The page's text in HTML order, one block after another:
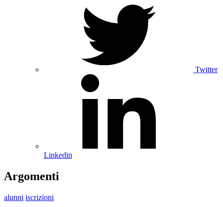
Twitter
Linkedin
Argomenti
alunni iscrizioni